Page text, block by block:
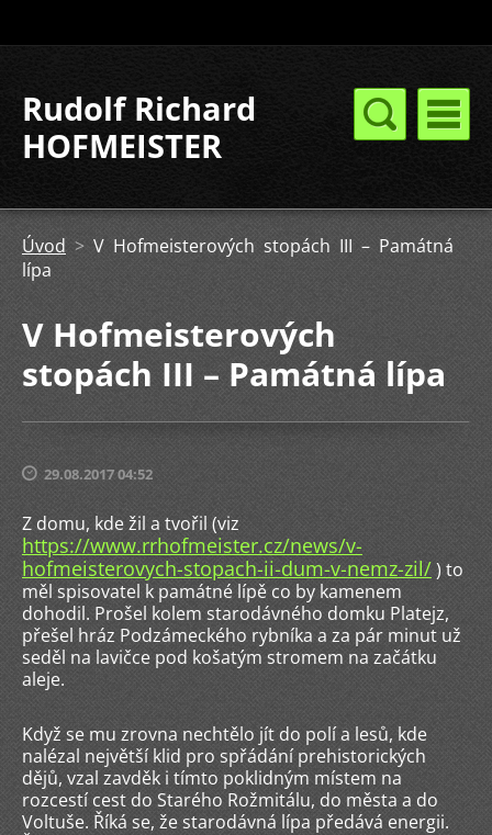
Rudolf Richard
HOFMEISTER
Úvod > V Hofmeisterových stopách III – Památná
lípa
V Hofmeisterových
stopách III – Památná lípa
29.08.2017 04:52
Z domu, kde žil a tvořil (viz
https://www.rrhofmeister.cz/news/v-
hofmeisterovych-stopach-ii-dum-v-nemz-zil/) to
měl spisovatel k památné lípě co by kamenem
dohodil. Prošel kolem starodávného domku Platejz,
přešel hráz Podzámeckého rybníka a za pár minut už
seděl na lavičce pod košatým stromem na začátku
aleje.
Když se mu zrovna nechtělo jít do polí a lesů, kde
nalézal největší klid pro spřádání prehistorických
dějů, vzal zavděk i tímto poklidným místem na
rozcestí cest do Starého Rožmitálu, do města a do
Voltuše. Říká se, že starodávná lípa předává energii.